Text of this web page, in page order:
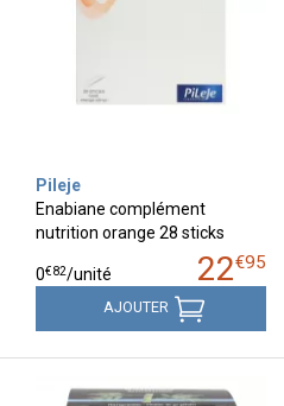
Pileje
Enabiane complément
nutrition orange 28 sticks
22€95
0€82/unité
AJOUTER